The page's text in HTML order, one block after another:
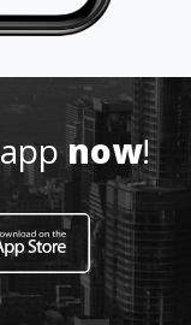
now!